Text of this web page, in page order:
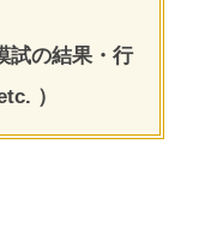
試の結果・行
）